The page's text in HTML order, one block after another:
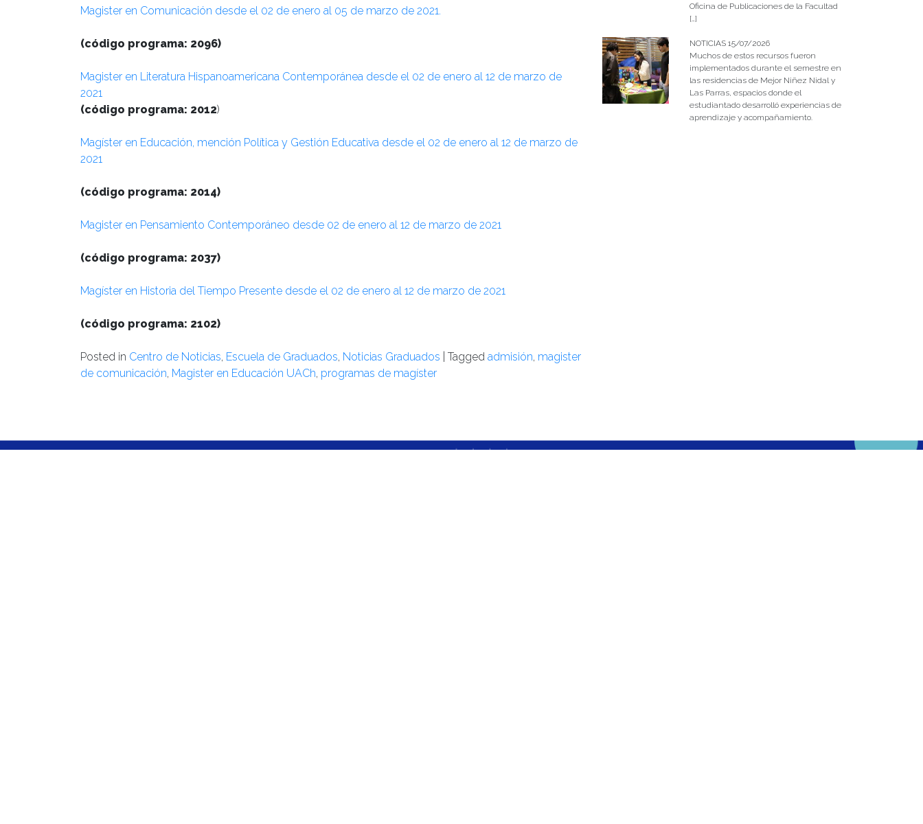
Magister en Comunicación desde el 02 de enero al 05 de marzo de 2021.
(código programa: 2096)
Magister en Literatura Hispanoamericana Contemporánea desde el 02 de enero al 12 de marzo de
2021
(código programa: 2012)
Magíster en Educación, mención Política y Gestión Educativa desde el 02 de enero al 12 de marzo de
2021
(código programa: 2014)
Magister en Pensamiento Contemporáneo desde 02 de enero al 12 de marzo de 2021
(código programa: 2037)
Magíster en Historia del Tiempo Presente desde el 02 de enero al 12 de marzo de 2021
(código programa: 2102)
Posted in Centro de Noticias, Escuela de Graduados, Noticias Graduados Tagged admisión, magister
de comunicación, Magister en Educación UACh, programas de magíster
Oficina de Publicaciones de la Facultad
[…]
NOTICIAS 15/07/2026
Muchos de estos recursos fueron
implementados durante el semestre en
las residencias de Mejor Niñez Nidal y
Las Parras, espacios donde el
estudiantado desarrolló experiencias de
aprendizaje y acompañamiento.